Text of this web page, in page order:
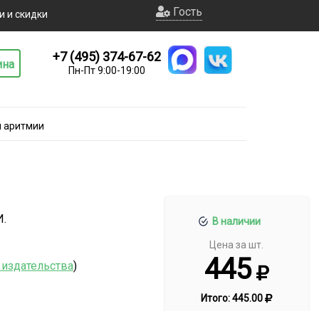
и скидки Гость
+7 (495) 374-67-62
Пн-Пт 9:00-19:00
В наличии
Цена за шт.
445
Итого:445.00
)